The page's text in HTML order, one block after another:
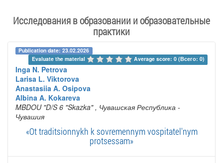
Исследования в образовании и образовательные
практики
Publication date: 23.02.2026
Evaluate the material
Average score: 0 (Всего: 0)
Inga N. Petrova
Larisa L. Viktorova
Anastasiia A. Osipova
Albina A. Kokareva
MBDOU "D/S 6 "Skazka" , Чувашская Республика -
Чувашия
«Ot traditsionnykh k sovremennym vospitatel'nym
protsessam»